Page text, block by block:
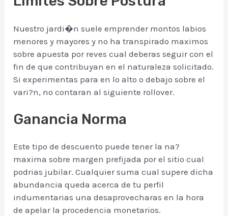
Nuestro jardi�n suele emprender montos labios
menores y mayores y no ha transpirado maximos
sobre apuesta por reves cual deberas seguir con el
fin de que contribuyan en el naturaleza solicitado.
Si experimentas para en lo alto o debajo sobre el
vari?n, no contaran al siguiente rollover.
Ganancia Norma
Este tipo de descuento puede tener la na?
maxima sobre margen prefijada por el sitio cual
podrias jubilar. Cualquier suma cual supere dicha
abundancia queda acerca de tu perfil
indumentarias una desaprovecharas en la hora
de apelar la procedencia monetarios.